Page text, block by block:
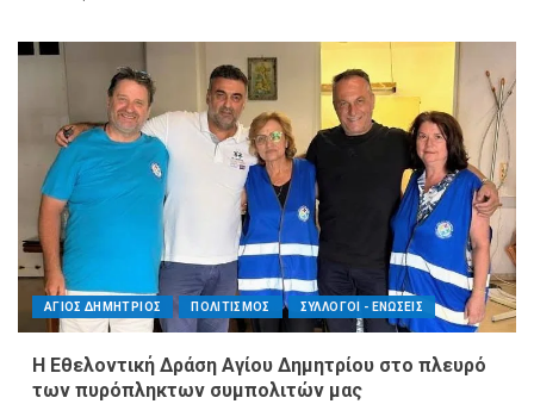
ΑΓΙΟΣ ΔΗΜΗΤΡΙΟΣ ΠΟΛΙΤΙΣΜΟΣ ΣΥΛΛΟΓΟΙ - ΕΝΩΣΕΙΣ
Η Εθελοντική Δράση Αγίου Δημητρίου στο πλευρό
των πυρόπληκτων συμπολιτών μας